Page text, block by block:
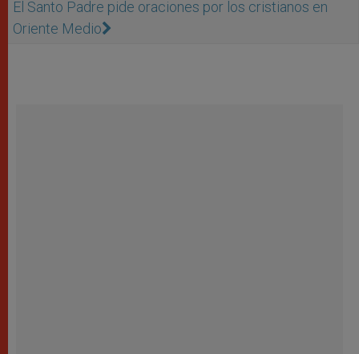
El Santo Padre pide oraciones por los cristianos en
Oriente Medio